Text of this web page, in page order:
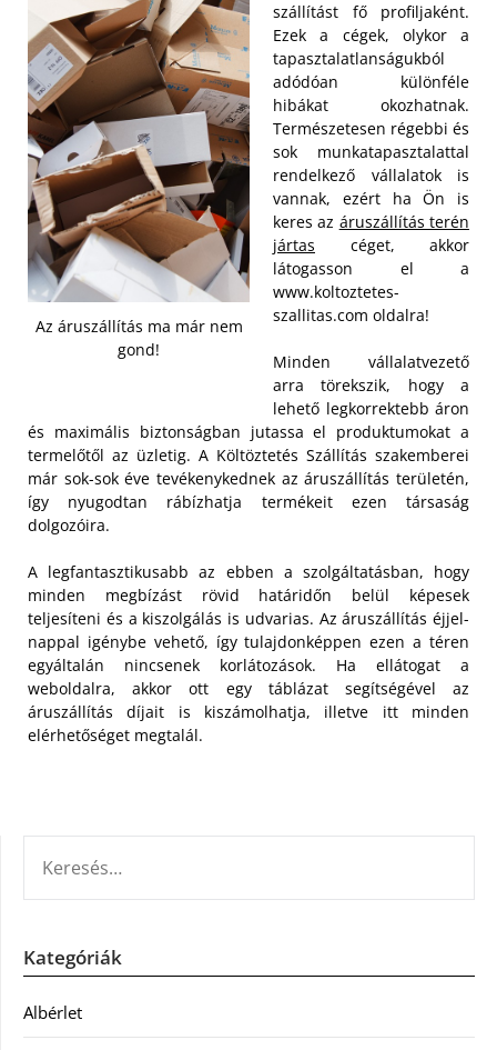
Az áruszállítás ma már nem
gond!
szállítást fő profiljaként.
Ezek a cégek, olykor a
tapasztalatlanságukból
adódóan különféle
hibákat okozhatnak.
Természetesen régebbi és
sok munkatapasztalattal
rendelkező vállalatok is
vannak, ezért ha Ön is
keres az áruszállítás terén
jártas céget, akkor
látogasson el a
www.koltoztetes-
szallitas.com oldalra!
Minden vállalatvezető
arra törekszik, hogy a
lehető legkorrektebb áron
és maximális biztonságban jutassa el produktumokat a
termelőtől az üzletig. A Költöztetés Szállítás szakemberei
már sok-sok éve tevékenykednek az áruszállítás területén,
így nyugodtan rábízhatja termékeit ezen társaság
dolgozóira.
A legfantasztikusabb az ebben a szolgáltatásban, hogy
minden megbízást rövid határidőn belül képesek
teljesíteni és a kiszolgálás is udvarias. Az áruszállítás éjjel-
nappal igénybe vehető, így tulajdonképpen ezen a téren
egyáltalán nincsenek korlátozások. Ha ellátogat a
weboldalra, akkor ott egy táblázat segítségével az
áruszállítás díjait is kiszámolhatja, illetve itt minden
elérhetőséget megtalál.
Kategóriák
Albérlet